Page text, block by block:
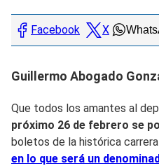
Facebook X
Guillermo Abogado
Que todos los amantes al
próximo 26 de febrero se
boletos de la histórica carrera
en lo que será un